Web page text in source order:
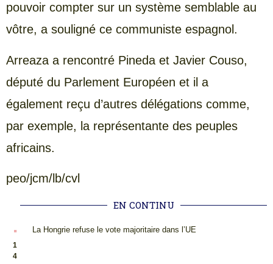
pouvoir compter sur un système semblable au
vôtre, a souligné ce communiste espagnol.
Arreaza a rencontré Pineda et Javier Couso,
député du Parlement Européen et il a
également reçu d’autres délégations comme,
par exemple, la représentante des peuples
africains.
peo/jcm/lb/cvl
EN CONTINU
.
1
4
La Hongrie refuse le vote majoritaire dans l’UE